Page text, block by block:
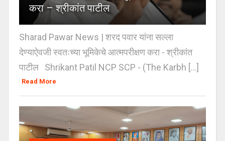
करा – श्रीकांत पाटील
Sharad Pawar News | शरद पवार यांना सल्ला
देण्याऐवजी स्वतःच्या भूमिकेचे आत्मपरीक्षण करा - श्रीकांत
पाटील Shrikant Patil NCP SCP - (The Karbh [...]
Read More